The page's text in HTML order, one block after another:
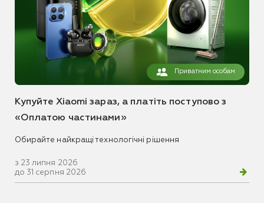
Приватним особам
Купуйте Xiaomi зараз, а платіть поступово з
«Оплатою частинами»
Обирайте найкращі технологічні рішення
з 23 липня 2026
до 31 серпня 2026